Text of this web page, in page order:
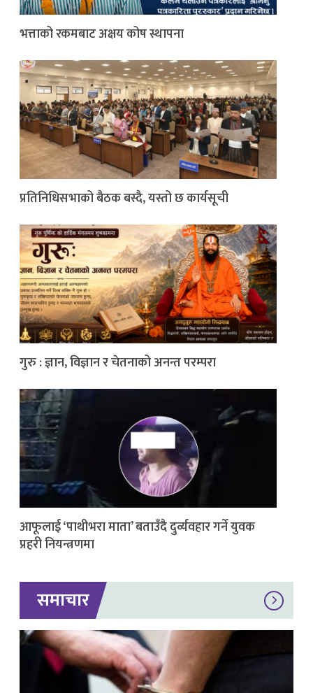
भत्ताको रकमबाट अक्षय कोष स्थापना
प्रतिनिधिसभाको बैठक बस्दै, यस्तो छ कार्यसूची
गुरु : ज्ञान, विज्ञान र चेतनाको अनन्त परम्परा
आफूलाई ‘पाथीभरा माता’ बताउँदै दुर्व्यवहार गर्ने युवक
प्रहरी नियन्त्रणमा
समाचार